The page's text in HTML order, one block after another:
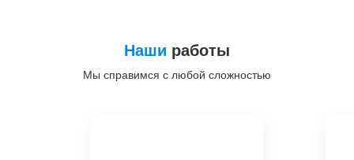
Наши работы
Мы справимся с любой сложностью